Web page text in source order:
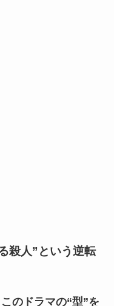
殺人”という逆転
のドラマの“型”を